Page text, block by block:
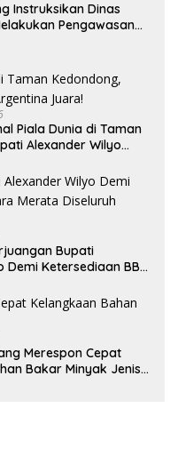
Instruksikan Dinas
Pengawasan
Piala Dunia di Taman
Alexander Wilyo
Bupati
Demi Ketersediaan BBM
Merespon Cepat
Bakar Minyak Jenis